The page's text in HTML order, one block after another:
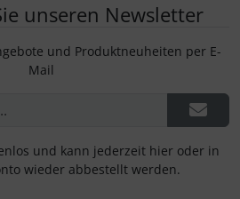
unseren Newsletter
und Produktneuheiten per E-
Mail
und kann jederzeit hier oder in
wieder abbestellt werden.